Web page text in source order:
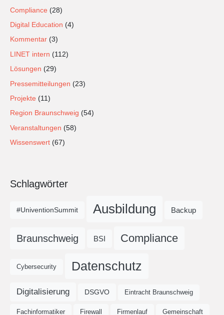
Compliance (28)
Digital Education (4)
Kommentar (3)
LINET intern (112)
Lösungen (29)
Pressemitteilungen (23)
Projekte (11)
Region Braunschweig (54)
Veranstaltungen (58)
Wissenswert (67)
Schlagwörter
#UniventionSummit Ausbildung Backup
Braunschweig BSI Compliance
Cybersecurity Datenschutz
Digitalisierung DSGVO Eintracht Braunschweig
Fachinformatiker Firewall Firmenlauf Gemeinschaft